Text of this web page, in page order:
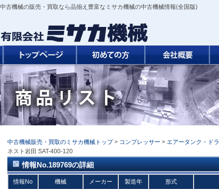
中古機械の販売・買取なら品揃え豊富なミサカ機械の中古機械情報(全国版)
中古機械販売・買取のミサカ機械トップ > コンプレッサー > エアータンク・ド
ネスト岩田 SAT-400-120
情報No.189769の詳細
情報No 機械 メーカー 製造年 形式